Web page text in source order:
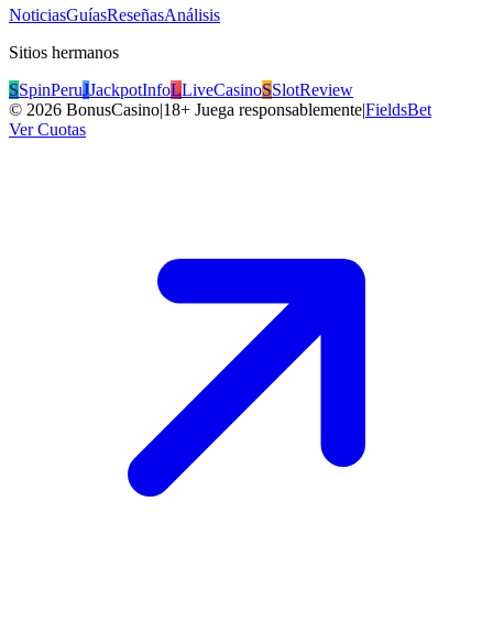
NoticiasGuíasReseñasAnálisis
Sitios hermanos
SSpinPeruJJackpotInfoLLiveCasinoSSlotReview
© 2026 BonusCasino|18+ Juega responsablemente|FieldsBet
Ver Cuotas